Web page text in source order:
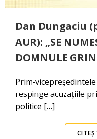
Dan Dungaciu
AUR): „SE
DOMNULE
Prim-
respinge acuzațiile
politice […]